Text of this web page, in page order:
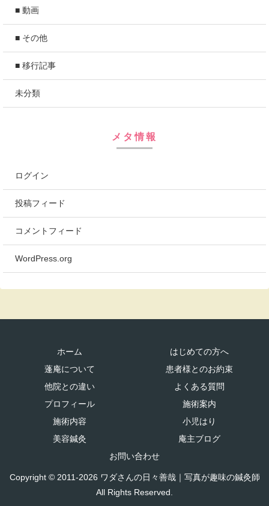
■ 動画
■ その他
■ 移行記事
未分類
メタ情報
ログイン
投稿フィード
コメントフィード
WordPress.org
ホーム
はじめての方へ
蓬庵について
患者様とのお約束
他院との違い
よくある質問
プロフィール
施術案内
施術内容
小児はり
美容鍼灸
庵主ブログ
お問い合わせ
Copyright © 2011-2026 ワダさんの日々善哉｜写真が趣味の鍼灸師
All Rights Reserved.